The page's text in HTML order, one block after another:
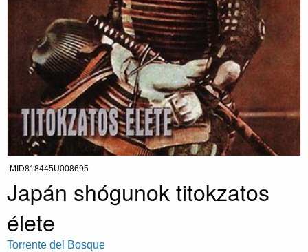
MID818445U008695
Japán shógunok titokzatos
élete
Torrente del Bosque